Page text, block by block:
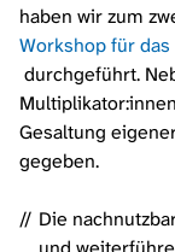
haben wir zum
Workshop für
durchgeführt.
Gesaltung
gegeben.
Die